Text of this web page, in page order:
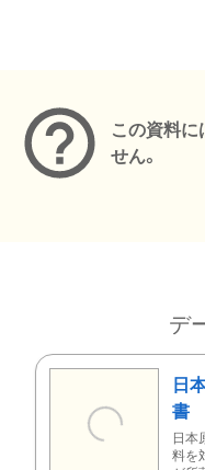
この資料に
せん。
デ
日
書
日本
料を